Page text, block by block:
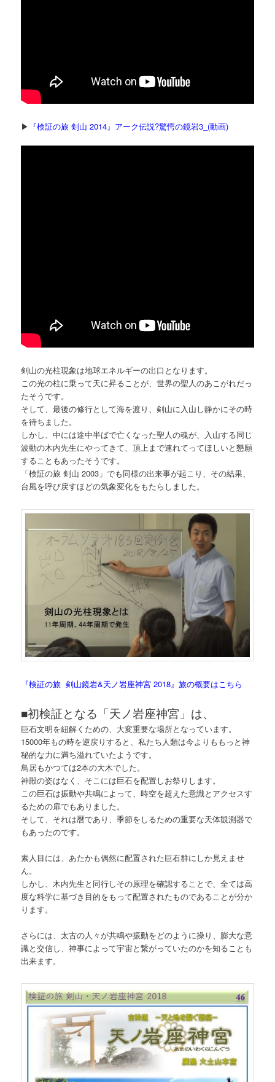
▶ 『検証の旅 剣山 2014』アーク伝説?驚愕の鏡岩3_(動画)
剣山の光柱現象は地球エネルギーの出口となります。
この光の柱に乗って天に昇ることが、世界の聖人のあこがれだっ
たそうです。
そして、最後の修行として海を渡り、剣山に入山し静かにその時
を待ちました。
しかし、中には途中半ばで亡くなった聖人の魂が、入山する同じ
波動の木内先生にやってきて、頂上まで連れてってほしいと懇願
することもあったそうです。
「検証の旅 剣山 2003」でも同様の出来事が起こり、その結果、
台風を呼び戻すほどの気象変化をもたらしました。
『検証の旅 剣山鏡岩&天ノ岩座神宮 2018』旅の概要はこちら
■初検証となる「天ノ岩座神宮」は、
巨石文明を紐解くための、大変重要な場所となっています。
15000年もの時を逆戻りすると、私たち人類は今よりももっと神
秘的な力に満ち溢れていたようです。
鳥居もかつては2本の大木でした。
神殿の姿はなく、そこには巨石を配置しお祭りします。
この巨石は振動や共鳴によって、時空を超えた意識とアクセスす
るための扉でもありました。
そして、それは暦であり、季節をしるための重要な天体観測器で
もあったのです。
素人目には、あたかも偶然に配置された巨石群にしか見えませ
ん。
しかし、木内先生と同行しその原理を確認することで、全ては高
度な科学に基づき目的をもって配置されたものであることが分か
ります。
さらには、太古の人々が共鳴や振動をどのように操り、膨大な意
識と交信し、神事によって宇宙と繋がっていたのかを知ることも
出来ます。